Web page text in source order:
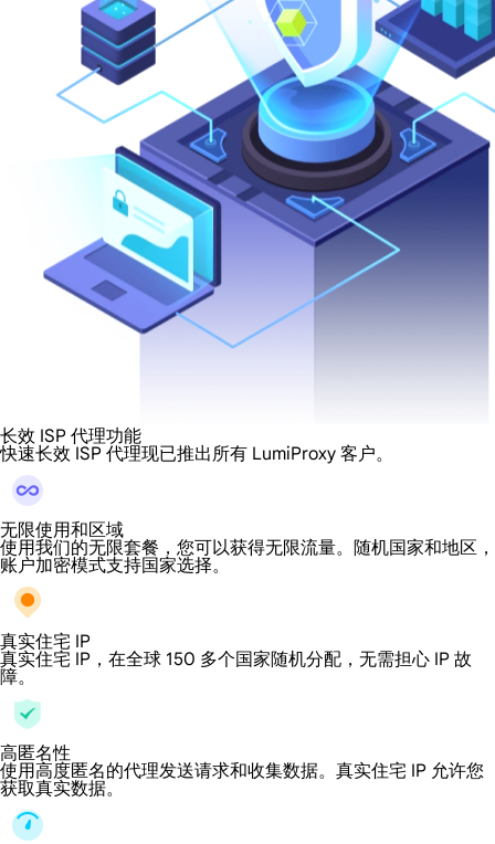
长效 ISP 代理功能
快速长效 ISP 代理现已推出所有 LumiProxy 客户。
无限使用和区域
使用我们的无限套餐，您可以获得无限流量。随机国家和地区，
账户加密模式支持国家选择。
真实住宅 IP
真实住宅 IP，在全球 150 多个国家随机分配，无需担心 IP 故
障。
高匿名性
使用高度匿名的代理发送请求和收集数据。真实住宅 IP 允许您
获取真实数据。